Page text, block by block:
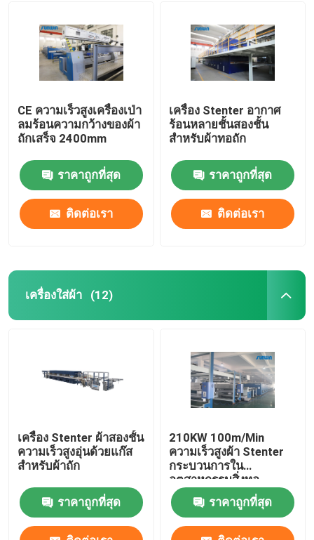
CE ความเร็วสูงเครื่องเป่า
ลมร้อนความกว้างของผ้า
ถักเสร็จ 2400mm
ราคาถูกที่สุด
ติดต่อเรา
เครื่อง Stenter อากาศ
ร้อนหลายชั้นสองชั้น
สำหรับผ้าทอถัก
ราคาถูกที่สุด
ติดต่อเรา
เครื่องใส่ผ้า (12)
เครื่อง Stenter ผ้าสองชั้น
ความเร็วสูงอุ่นด้วยแก๊ส
สำหรับผ้าถัก
ราคาถูกที่สุด
210KW 100m/Min
ความเร็วสูงผ้า Stenter
กระบวนการใน
อุตสาหกรรมสิ่งทอ
2800mm
ราคาถูกที่สุด